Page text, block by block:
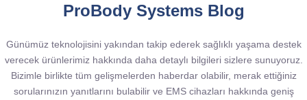
ProBody Systems Blog
Günümüz teknolojisini yakından takip ederek sağlıklı yaşama destek
verecek ürünlerimiz hakkında daha detaylı bilgileri sizlere sunuyoruz.
Bizimle birlikte tüm gelişmelerden haberdar olabilir, merak ettiğiniz
sorularınızın yanıtlarını bulabilir ve EMS cihazları hakkında geniş